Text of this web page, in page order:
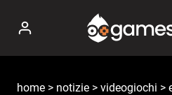
contenuto
home > notizie > videogiochi >